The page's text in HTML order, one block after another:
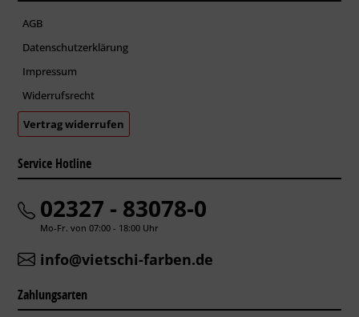
AGB
Datenschutzerklärung
Impressum
Widerrufsrecht
Vertrag widerrufen
Service Hotline
02327 - 83078-0
Mo-Fr. von 07:00 - 18:00 Uhr
info@vietschi-farben.de
Zahlungsarten